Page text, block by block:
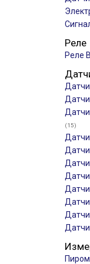
Реле
Реле
(15)